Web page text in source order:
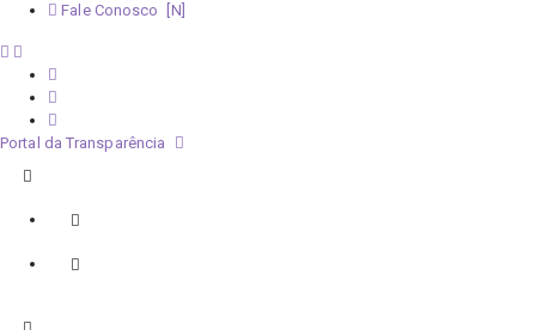
Fale Conosco
Portal da Transparência